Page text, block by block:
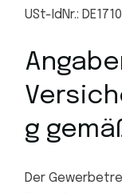
USt-IdNr.:
g
Der